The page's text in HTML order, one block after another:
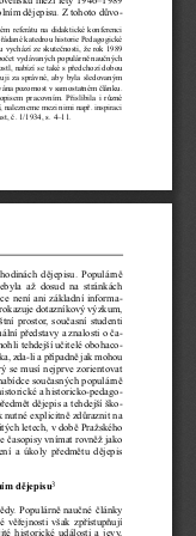
dějepisu. Z tohoto důvo-
referátu na didaktické konferenci
katedrou historie Pedagogické
ze skutečnosti, že rok 1989
vydávaných populárně naučných
nabízí se také s předchozí dobou
za správné, aby byla sledovaným
pozornost v samostatném článku.
pracovním.  Přislíbila  i  různé
nalezneme mezi nimi např. inspiraci
č. 1/1934, s. 4–11.
dějepisu. Populárně
až  dosud  na  stránkách
není ani základní informa-
dotazníkový výzkum,
prostor, současní studenti
představy a znalosti o ča-
tehdejší učitelé obohaco-
zda-li a případně jak mohou
se musí nejprve zorientovat
současných populárně
a historicko-pedago-
dějepis a tehdejší ško-
nutné explicitně zdůraznit na
letech, v době Pražského
časopisy vnímat rovněž jako
a  úkoly  předmětu  dějepis
dějepisu3
Populárně naučné články
věřejnosti však zpřístupňují
historické události a jevy,